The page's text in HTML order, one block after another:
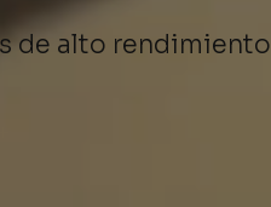
de alto rendimiento